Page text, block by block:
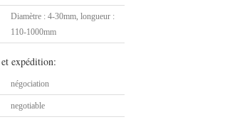
Diamètre : 4-30mm, longueur :
110-1000mm
expédition:
négociation
negotiable